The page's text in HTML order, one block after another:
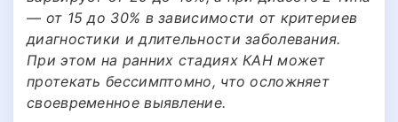
— от 15 до 30% в зависимости от критериев
диагностики и длительности заболевания.
При этом на ранних стадиях КАН может
протекать бессимптомно, что осложняет
своевременное выявление.